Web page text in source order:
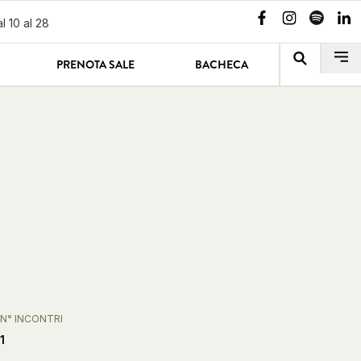
10 al 28
PRENOTA SALE BACHECA
N° INCONTRI
1